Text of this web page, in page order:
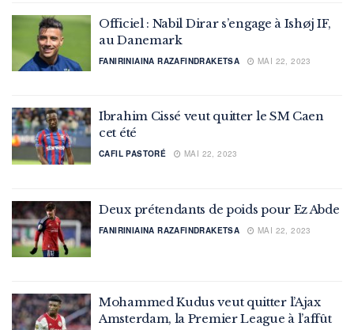
Officiel : Nabil Dirar s’engage à Ishøj IF,
au Danemark
FANIRINIAINA RAZAFINDRAKETSA MAI 22, 2023
Ibrahim Cissé veut quitter le SM Caen
cet été
CAFIL PASTORÉ MAI 22, 2023
Deux prétendants de poids pour Ez Abde
FANIRINIAINA RAZAFINDRAKETSA MAI 22, 2023
Mohammed Kudus veut quitter l’Ajax
Amsterdam, la Premier League à l’affût